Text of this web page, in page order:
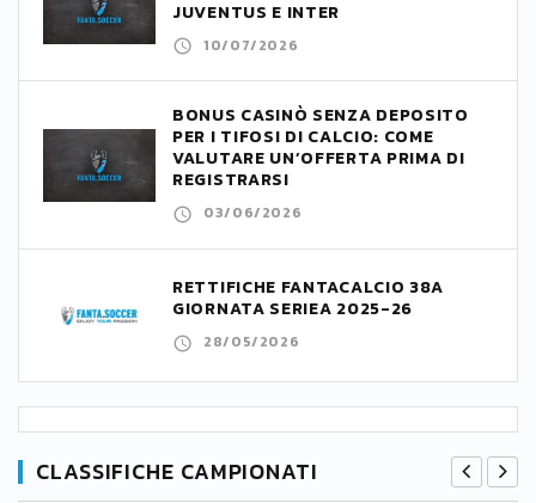
JUVENTUS E INTER
10/07/2026
BONUS CASINÒ SENZA DEPOSITO
PER I TIFOSI DI CALCIO: COME
VALUTARE UN’OFFERTA PRIMA DI
REGISTRARSI
03/06/2026
RETTIFICHE FANTACALCIO 38A
GIORNATA SERIEA 2025-26
28/05/2026
CLASSIFICHE CAMPIONATI